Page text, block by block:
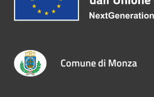
Comune di Monza